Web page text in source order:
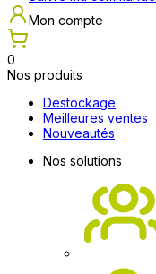
Mon compte
0
Nos produits
Destockage
Meilleures ventes
Nouveautés
Nos solutions